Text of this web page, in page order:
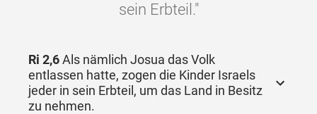
sein Erbteil."
Ri 2,6Als nämlich Josua das Volk
entlassen hatte, zogen die Kinder Israels
jeder in sein Erbteil, um das Land in Besitz
zu nehmen.